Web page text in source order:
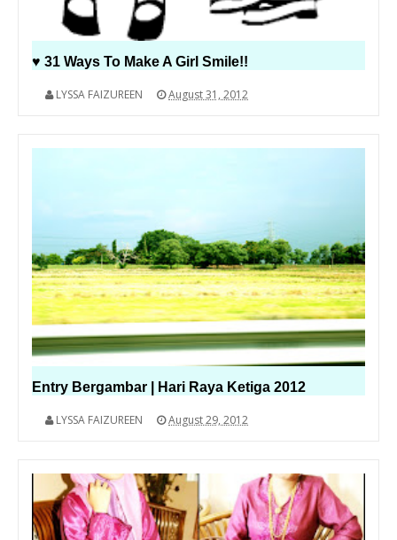
♥ 31 Ways To Make A Girl Smile!!
LYSSA FAIZUREEN August 31, 2012
Entry Bergambar | Hari Raya Ketiga 2012
LYSSA FAIZUREEN August 29, 2012